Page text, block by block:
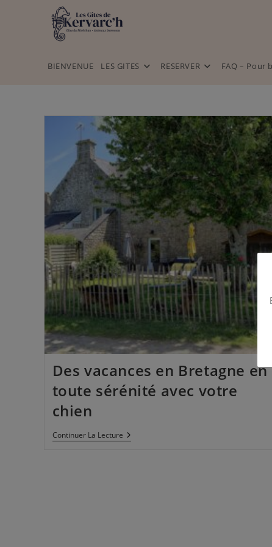
BIENVENUE LES GITES RESERVER FAQ – Pour
Des vacances en Bretagne en
toute sérénité avec votre
chien
Continuer La Lecture